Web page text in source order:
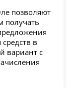
позволяют
получать
в
вариант с